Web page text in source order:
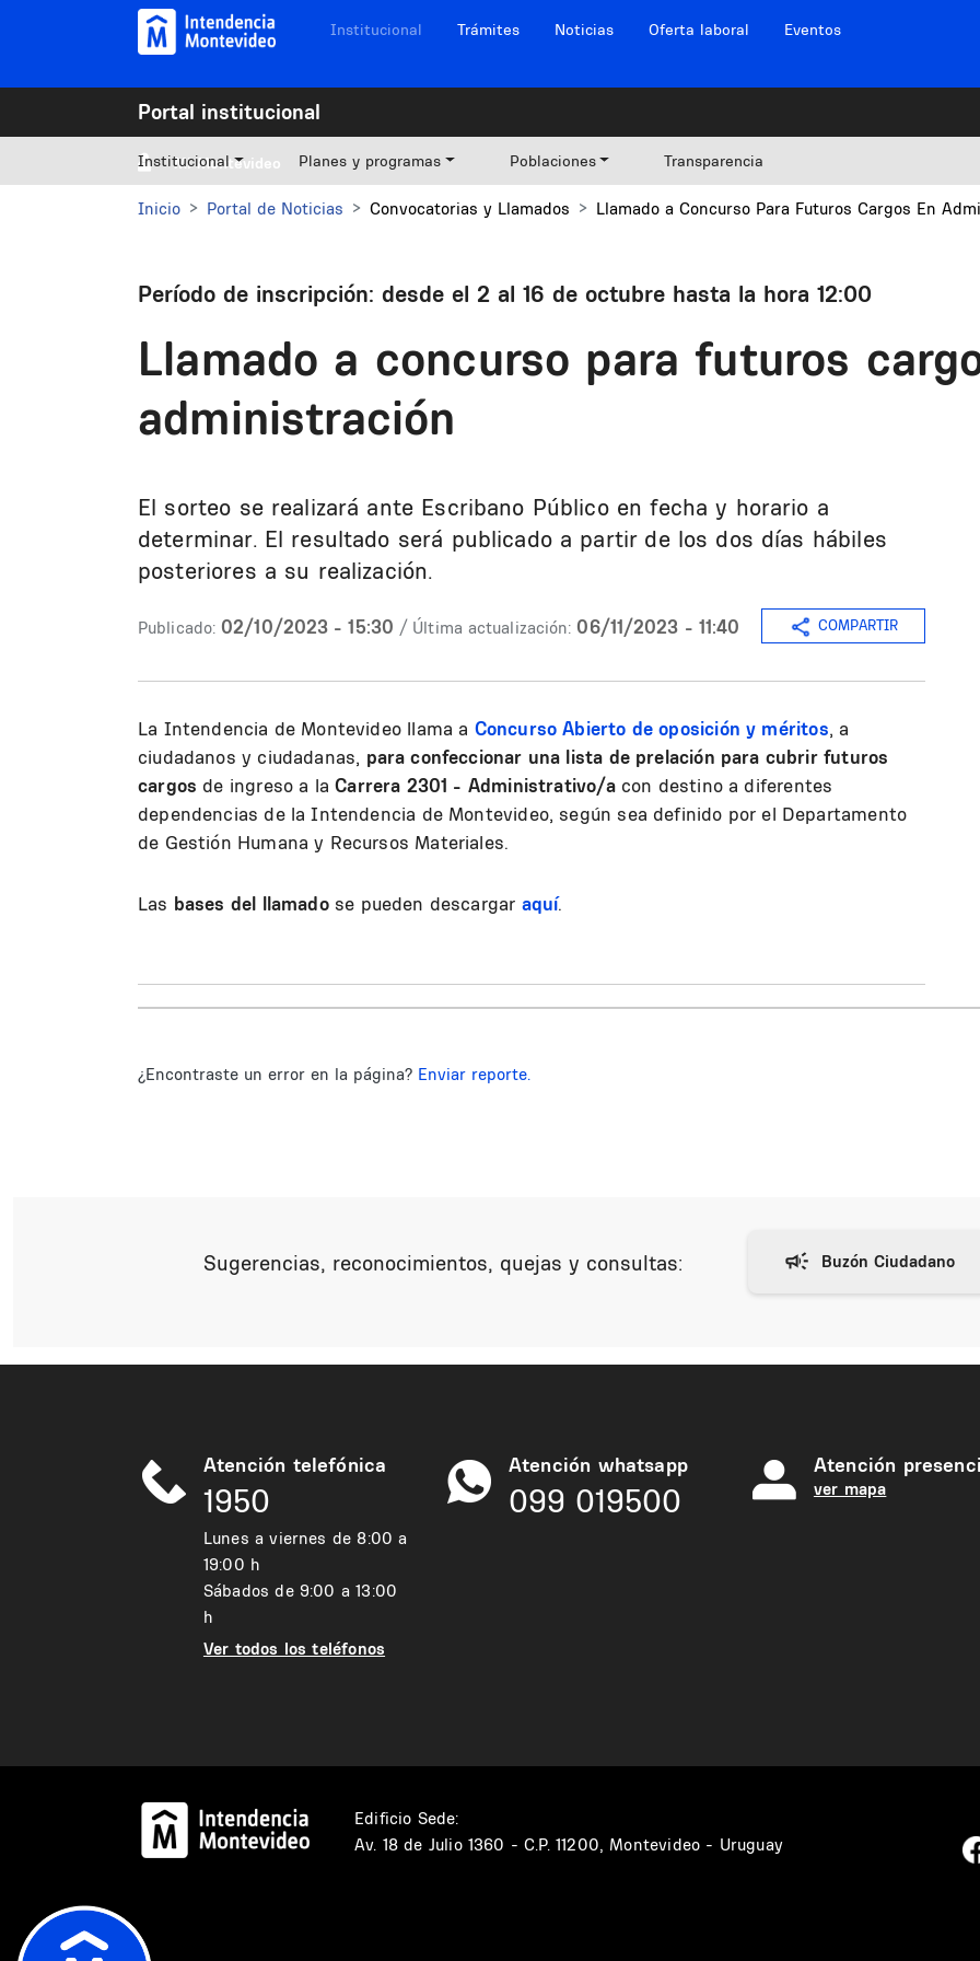
Pasar al contenido principal Navegación sitios
Institucional Trámites Noticias Oferta laboral Eventos
Portal institucional
Mi Montevideo
Institucional Planes y programas Poblaciones Transparencia
Inicio Portal de Noticias Convocatorias y Llamados Llamado a Concurso Para Futuros Cargos En
Período de inscripción: desde el 2 al 16 de octubre hasta la hora 12:00
Llamado a concurso para futuros
administración
El sorteo se realizará ante Escribano Público en fecha y horario a
determinar. El resultado será publicado a partir de los dos días hábiles
posteriores a su realización.
Publicado: 02/10/2023 - 15:30 / Última actualización: 06/11/2023 - 11:40 COMPARTIR
La Intendencia de Montevideo llama a Concurso Abierto de oposición y méritos, a
ciudadanos y ciudadanas, para confeccionar una lista de prelación para cubrir futuros
cargos de ingreso a laCarrera 2301 - Administrativo/acon destino a diferentes
dependencias de la Intendencia de Montevideo, según sea definido por el Departamento
de Gestión Humana y Recursos Materiales.
Las bases del llamadose pueden descargar aquí.
¿Encontraste un error en la página? Enviar reporte.
Sugerencias, reconocimientos, quejas y consultas:
Atención telefónica
1950
Lunes a viernes de 8:00 a
19:00 h
Sábados de 9:00 a 13:00
h
Ver todos los teléfonos
Atención whatsapp
099 019500
Atención
ver mapa
Edificio Sede:
Av. 18 de Julio 1360 - C.P. 11200, Montevideo - Uruguay